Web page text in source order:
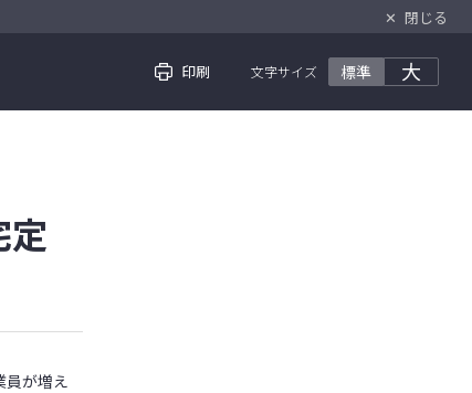
✕ 閉じる
印刷 文字サイズ 標準 大
員が増え